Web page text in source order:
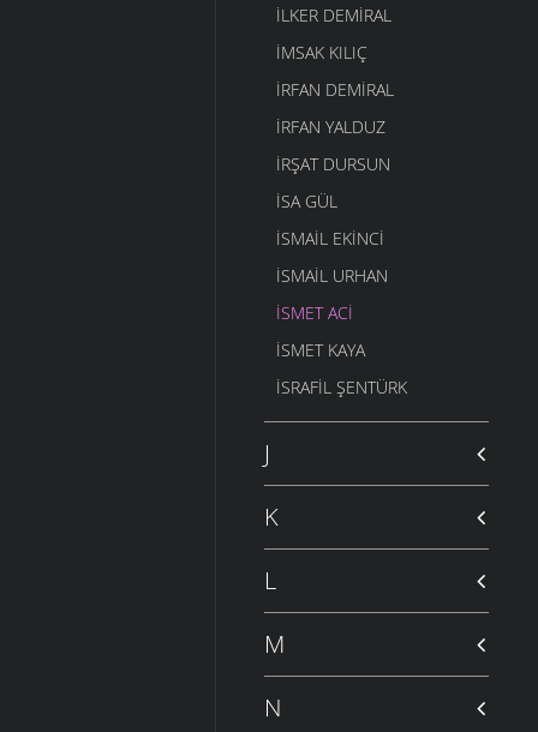
İLKER DEMIRAL
İMSAK KILIÇ
İRFAN DEMIRAL
İRFAN YALDUZ
İRŞAT DURSUN
ISA GÜL
ISMAIL EKINCI
İSMAIL URHAN
İSMET ACI
ISMET KAYA
İSRAFIL ŞENTÜRK
J
K
L
M
N